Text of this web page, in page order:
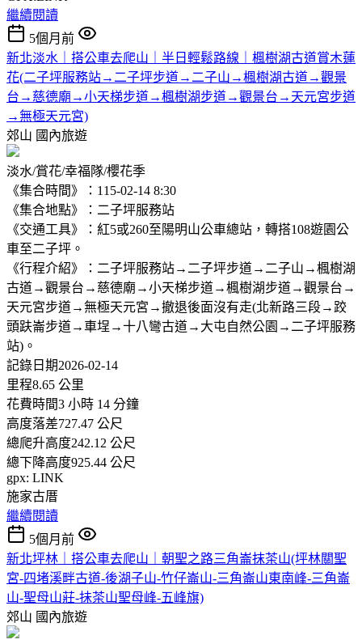
繼續閱讀
5個月前
新北淡水｜搭公車去爬山｜半日輕鬆路線｜楓樹湖古道賞木蓮
花(二子坪服務站→二子坪步道→二子山→楓樹湖古道→觀景
台→慈德廟→小天梯步道→楓樹湖步道→觀景台→天元宮步道
→無極天元宮)
郊山 國內旅遊
淡水/賞花/幸福隊/櫻花季
《集合時間》：115-02-14 8:30
《集合地點》：二子坪服務站
《交通工具》：紅5或260至陽明山公車總站，轉搭108遊園公
車至二子坪。
《行程介紹》：二子坪服務站→二子坪步道→二子山→楓樹湖
古道→觀景台→慈德廟→小天梯步道→楓樹湖步道→觀景台→
天元宮步道→無極天元宮→撤退後面沒有走(北新路三段→跤
頭趺崙步道→車埕→十八彎古道→大屯自然公園→二子坪服務
站)。
記錄日期2026-02-14
里程8.65 公里
花費時間3 小時 14 分鐘
高度落差727.47 公尺
總爬升高度242.12 公尺
總下降高度925.44 公尺
gpx: LINK
施家古厝
繼續閱讀
5個月前
新北坪林｜搭公車去爬山｜朝聖之路三角崙抹茶山(坪林關聖
宮-四堵溪畔古道-後湖子山-竹仔崙山-三角崙山東南峰-三角崙
山-聖母山莊-抺茶山聖母峰-五峰旗)
郊山 國內旅遊